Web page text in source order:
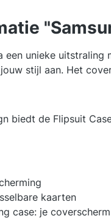
een unieke
stijl aan. Het
biedt de Flipsuit
kaarten
case: je